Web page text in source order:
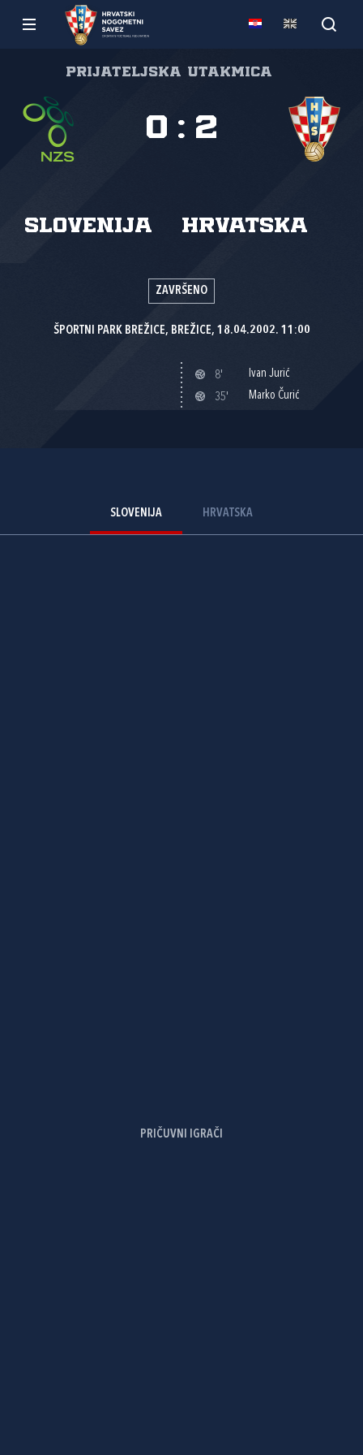
Prijateljska utakmica
Slovenija Hrvatska
0 : 2
ZAVRŠENO
ŠPORTNI PARK BREŽICE, BREŽICE, 18.04.2002. 11:00
8'
Ivan Jurić
35'
Marko Čurić
SLOVENIJA HRVATSKA
PRIČUVNI IGRAČI